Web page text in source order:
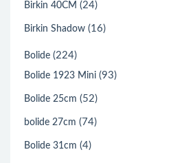
Birkin 40CM (24)
Birkin Shadow (16)
Bolide (224)
Bolide 1923 Mini (93)
Bolide 25cm (52)
bolide 27cm (74)
Bolide 31cm (4)